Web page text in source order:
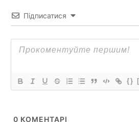
Підписатися
{}
0 КОМЕНТАРІ